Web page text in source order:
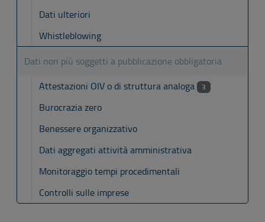
Dati ulteriori
Whistleblowing
Dati non più soggetti a pubblicazione obbligatoria
Attestazioni OIV o di struttura analoga
3
Burocrazia zero
Benessere organizzativo
Dati aggregati attività amministrativa
Monitoraggio tempi procedimentali
Controlli sulle imprese